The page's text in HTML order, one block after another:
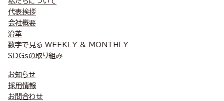
代表挨拶
会社概要
沿革
数字で見る WEEKLY & MONTHLY
SDGsの取り組み
お知らせ
採用情報
お問合わせ